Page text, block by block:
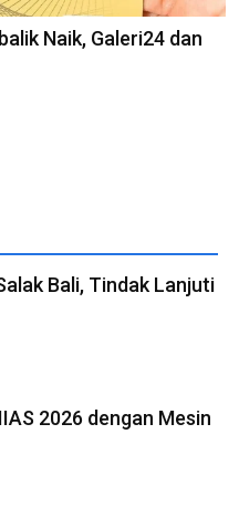
Naik, Galeri24 dan
Bali, Tindak Lanjuti
2026 dengan Mesin